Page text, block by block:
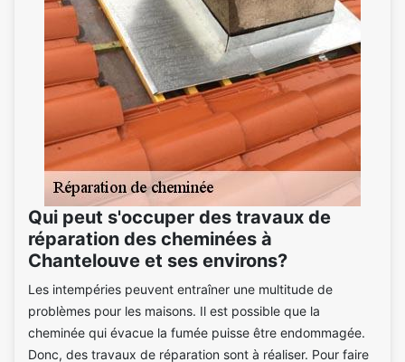
Qui peut s'occuper des travaux de
réparation des cheminées à
Chantelouve et ses environs?
Les intempéries peuvent entraîner une multitude de
problèmes pour les maisons. Il est possible que la
cheminée qui évacue la fumée puisse être endommagée.
Donc, des travaux de réparation sont à réaliser. Pour faire